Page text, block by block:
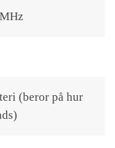
(beror på hur